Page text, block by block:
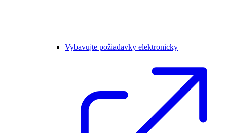
Vybavujte požiadavky elektronicky